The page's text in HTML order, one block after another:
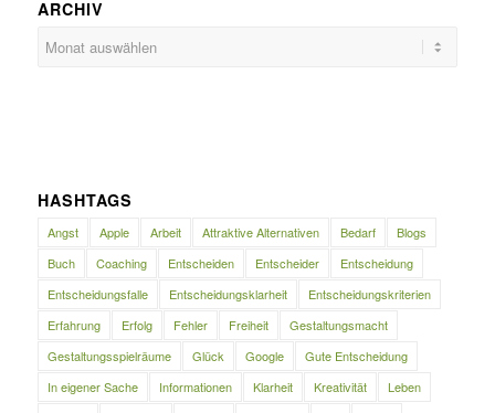
ARCHIV
HASHTAGS
Angst Apple Arbeit Attraktive Alternativen Bedarf
Blogs
Buch
Coaching Entscheiden Entscheider
Entscheidung
Entscheidungsfalle
Entscheidungsklarheit
Entscheidungskriterien
Erfahrung
Erfolg Fehler Freiheit
Gestaltungsmacht
Gestaltungsspielräume
Glück Google
Gute Entscheidung
In eigener Sache
Informationen Klarheit Kreativität
Leben